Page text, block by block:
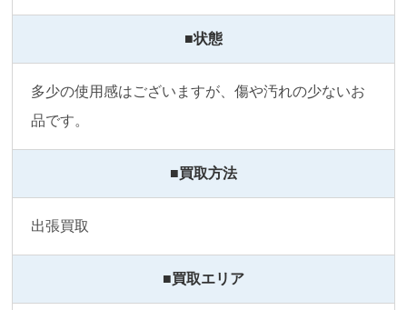
■状態
多少の使用感はございますが、傷や汚れの少ないお
品です。
■買取方法
出張買取
■買取エリア